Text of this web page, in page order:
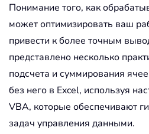
Понимание того, как
может оптимизировать ваш
привести к более точным
представлено несколько
подсчета и суммирования
без него в Excel, используя
VBA, которые обеспечивают
задач управления данными.